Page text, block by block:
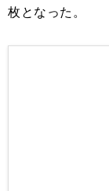
枚となった。